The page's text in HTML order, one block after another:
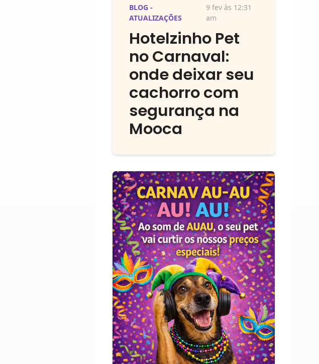
BLOG -
ATUALIZAÇÕES
9 fev às 12:31
am
Hotelzinho Pet
no Carnaval:
onde deixar seu
cachorro com
segurança na
Mooca